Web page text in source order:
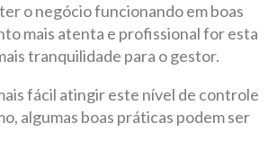
o negócio funcionando em boas
mais atenta e profissional for esta
tranquilidade para o gestor.
fácil atingir este nível de controle
algumas boas práticas podem ser